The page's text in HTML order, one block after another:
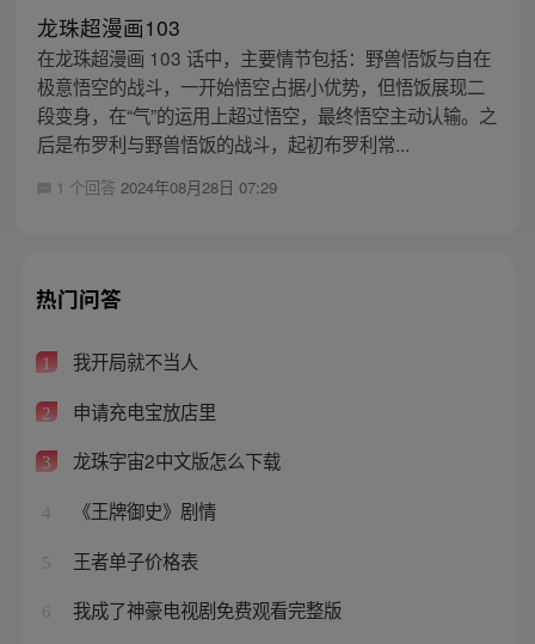
龙珠超漫画103
在龙珠超漫画 103 话中，主要情节包括：野兽悟饭与自在
极意悟空的战斗，一开始悟空占据小优势，但悟饭展现二
段变身，在“气”的运用上超过悟空，最终悟空主动认输。之
后是布罗利与野兽悟饭的战斗，起初布罗利常...
1 个回答 2024年08月28日 07:29
热门问答
1 我开局就不当人
2 申请充电宝放店里
3 龙珠宇宙2中文版怎么下载
4 《王牌御史》剧情
5 王者单子价格表
6 我成了神豪电视剧免费观看完整版